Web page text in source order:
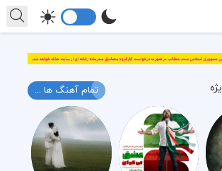
تمام آهنگ ها ...